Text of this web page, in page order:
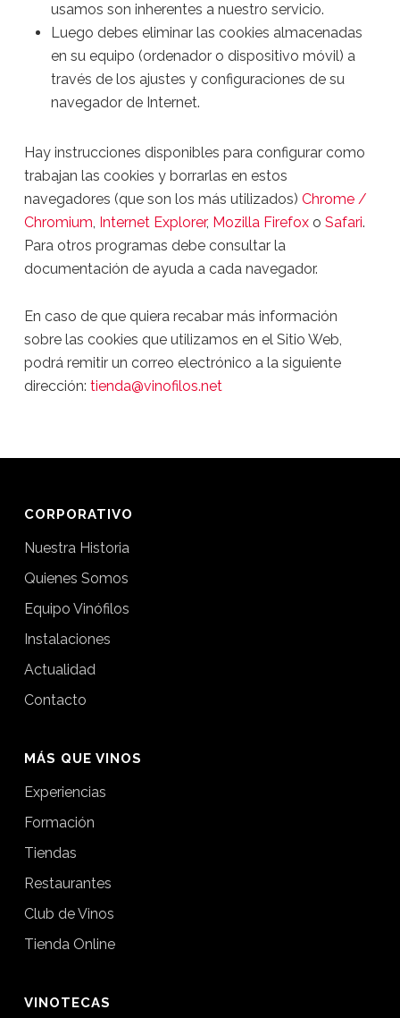
usamos son inherentes a nuestro servicio.
Luego debes eliminar las cookies almacenadas
en su equipo (ordenador o dispositivo móvil) a
través de los ajustes y configuraciones de su
navegador de Internet.
Hay instrucciones disponibles para configurar como
trabajan las cookies y borrarlas en estos
navegadores (que son los más utilizados) Chrome /
Chromium, Internet Explorer, Mozilla Firefoxo Safari.
Para otros programas debe consultar la
documentación de ayuda a cada navegador.
En caso de que quiera recabar más información
sobre las cookies que utilizamos en el Sitio Web,
podrá remitir un correo electrónico a la siguiente
dirección: tienda@vinofilos.net
CORPORATIVO
Nuestra Historia
Quienes Somos
Equipo Vinófilos
Instalaciones
Actualidad
Contacto
MÁS QUE VINOS
Experiencias
Formación
Tiendas
Restaurantes
Club de Vinos
Tienda Online
VINOTECAS